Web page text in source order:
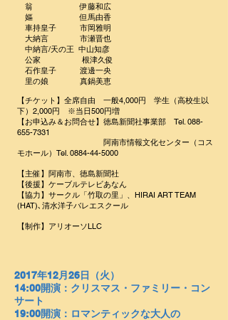
翁 伊藤和広
嫗 但馬由香
車持皇子 市岡雅明
大納言 市瀬晋也
中納言/天の王 中山知彦
公家 根津久俊
石作皇子 渡邊一央
里の娘 真鍋美恵
【チケット】全席自由 一般4,000円 学生（高校生以
下）2,000円 ※当日500円増
【お申込み＆ お問合せ】徳島新聞社事業部 Tel.088-
655-7331
阿南市情報文化センター（コス
モホール）Tel.0884-44-5000
【主催】阿南市、徳島新聞社
【後援】ケーブルテレビあなん
【協力】サークル「竹取の里」、HIRAI ART TEAM
(HAT)､清水洋子バレエスクール
【制作】 アリオーソLLC
2017年12月26日（火）
14:00開演：クリスマス・ファミリー・コン
サート
19:00開演：ロマンティックな大人の